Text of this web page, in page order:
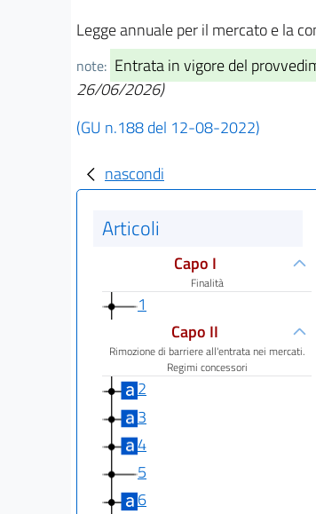
Legge annuale per il mercato e la
note: Entrata in vigore del
26/06/2026)
(GU n.188 del 12-08-2022)
nascondi
Articoli
Capo I
Finalità
1
Capo II
Rimozione di barriere all'entrata nei mercati.
Regimi concessori
2
3
4
5
6